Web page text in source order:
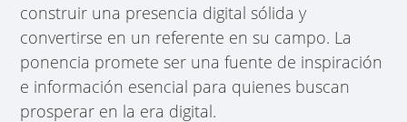
construir una presencia digital sólida y
convertirse en un referente en su campo. La
ponencia promete ser una fuente de inspiración
e información esencial para quienes buscan
prosperar en la era digital.